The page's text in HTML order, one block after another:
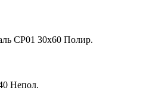
CP01 30x60 Полир.
Непол.